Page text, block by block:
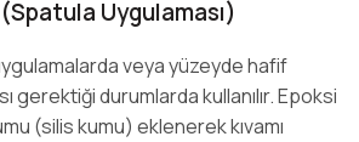
Uygulaması)
veya yüzeyde hafif
gerektiği durumlarda kullanılır. Epoksi
(silis kumu) eklenerek kıvamı